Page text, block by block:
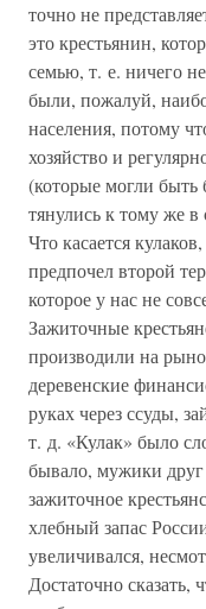
точно не
это крестьянин,
семью, т. е. ничего
были, пожалуй,
населения, потому
хозяйство и
(которые могли
тянулись к тому же в
Что касается
предпочел второй
которое у нас не
Зажиточные
производили на
деревенские
руках через ссуды,
т. д. «Кулак» было
бывало, мужики друг
зажиточное
хлебный запас
увеличивался,
Достаточно